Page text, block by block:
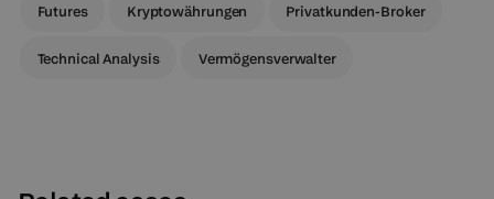
Futures Kryptowährungen Privatkunden-Broker
Technical Analysis Vermögensverwalter